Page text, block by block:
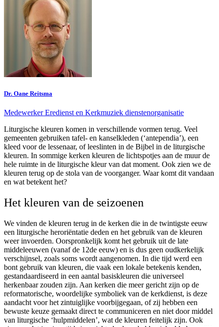
Dr. Oane Reitsma
Medewerker Eredienst en Kerkmuziek dienstenorganisatie
Liturgische kleuren komen in verschillende vormen terug. Veel
gemeenten gebruiken tafel- en kanselkleden (‘antependia’), een
kleed voor de lessenaar, of leeslinten in de Bijbel in de liturgische
kleuren. In sommige kerken kleuren de lichtspotjes aan de muur de
hele ruimte in de liturgische kleur van dat moment. Ook zien we de
kleuren terug op de stola van de voorganger. Waar komt dit vandaan
en wat betekent het?
Het kleuren van de seizoenen
We vinden de kleuren terug in de kerken die in de twintigste eeuw
een liturgische heroriëntatie deden en het gebruik van de kleuren
weer invoerden. Oorspronkelijk komt het gebruik uit de late
middeleeuwen (vanaf de 12de eeuw) en is dus geen oudkerkelijk
verschijnsel, zoals soms wordt aangenomen. In die tijd werd een
bont gebruik van kleuren, die vaak een lokale betekenis kenden,
gestandaardiseerd in een aantal basiskleuren die universeel
herkenbaar zouden zijn. Aan kerken die meer gericht zijn op de
reformatorische, woordelijke symboliek van de kerkdienst, is deze
aandacht voor het zintuiglijke voorbijgegaan, of zij hebben een
bewuste keuze gemaakt direct te communiceren en niet door middel
van liturgische ‘hulpmiddelen’, wat de kleuren feitelijk zijn. Ook